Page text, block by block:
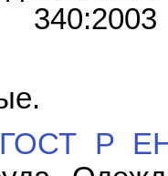
ГОСТ Р